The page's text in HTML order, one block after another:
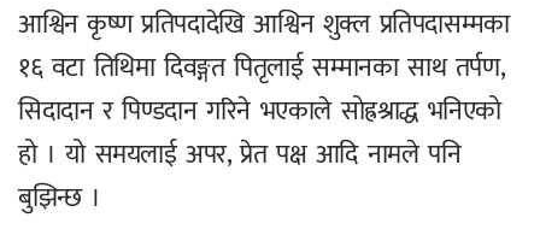
आश्विन कृष्ण प्रतिपदादेखि आश्विन शुक्ल प्रतिपदासम्मका
१६ वटा तिथिमा दिवङ्गत पितृलाई सम्मानका साथ तर्पण,
सिदादान र पिण्डदान गरिने भएकाले सोह्रश्राद्ध भनिएको
हो । यो समयलाई अपर, प्रेत पक्ष आदि नामले पनि
बुझिन्छ ।